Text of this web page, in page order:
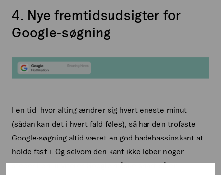
4. Nye fremtidsudsigter for
Google-søgning
I en tid, hvor alting ændrer sig hvert eneste minut
(sådan kan det i hvert fald føles), så har den trofaste
Google-søgning altid været en god badebassinskant at
holde fast i. Og selvom den kant ikke løber nogen
steder hen, inviterer Google måske snart på en